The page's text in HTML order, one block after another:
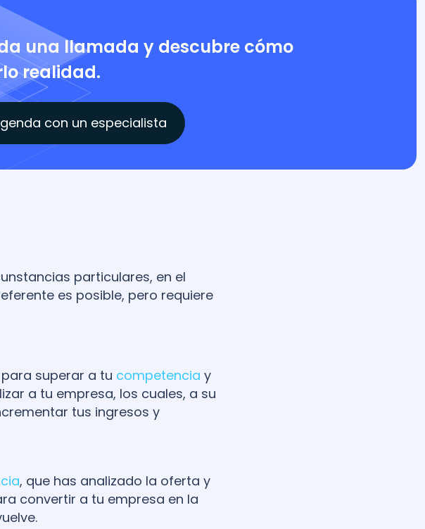
una llamada y descubre cómo
realidad.
con un especialista
particulares, en el
es posible, pero requiere
superar a tu competencia y
a tu empresa, los cuales, a su
tus ingresos y
, que has analizado la oferta y
convertir a tu empresa en la